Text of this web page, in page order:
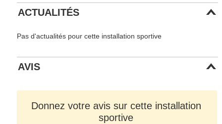
ACTUALITÉS
Pas d'actualités pour cette installation sportive
AVIS
Donnez votre avis sur cette installation
sportive